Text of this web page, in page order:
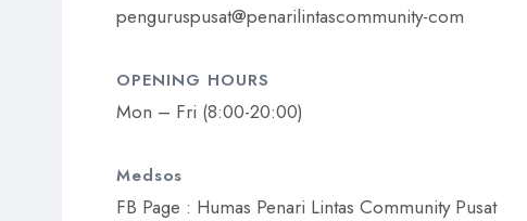
penguruspusat@penarilintascommunity-com​
OPENING HOURS​
Mon – Fri (8:00-20:00)
Medsos​
FB Page : Humas Penari Lintas Community Pusat